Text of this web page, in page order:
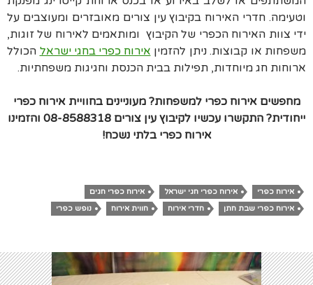
וטעימה. חדרי האירוח בקיבוץ עין צורים מאובזרים ומעוצבים על
ידי צוות האירוח הכפרי של הקיבוץ ומותאמים לאירוח של זוגות,
משפחות או קבוצות. ניתן להזמין אירוח כפרי בחגי ישראלהכולל
ארוחות חג מיוחדות, תפילות בבית הכנסת וחגיגות משפחתיות.
מחפשים אירוח כפרי למשפחות? מעוניינים בחוויית אירוח כפרי
ייחודית? התקשרו עכשיו לקיבוץ עין צורים 08-8588318 והזמינו
אירוח כפרי בלתי נשכח!
אירוח כפרי אירוח כפרי חגי ישראל
אירוח כפרי חגים
אירוח כפרי שבת חתן
חדרי אירוח חווית אירוח נופש כפרי